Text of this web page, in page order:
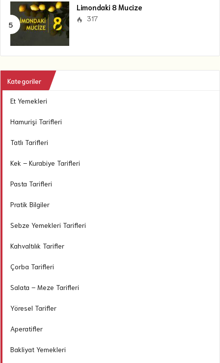
Limondaki 8 Mucize
317
Kategoriler
Et Yemekleri
Hamurişi Tarifleri
Tatlı Tarifleri
Kek – Kurabiye Tarifleri
Pasta Tarifleri
Pratik Bilgiler
Sebze Yemekleri Tarifleri
Kahvaltılık Tarifler
Çorba Tarifleri
Salata – Meze Tarifleri
Yöresel Tarifler
Aperatifler
Bakliyat Yemekleri